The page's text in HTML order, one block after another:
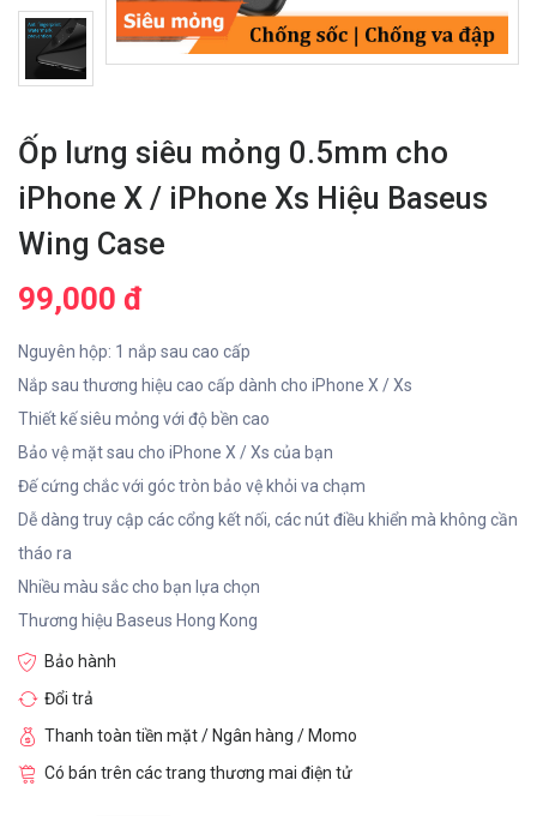
Ốp lưng siêu mỏng 0.5mm cho
iPhone X / iPhone Xs Hiệu Baseus
Wing Case
99,000 đ
Nguyên hộp: 1 nắp sau cao cấp
Nắp sau thương hiệu cao cấp dành cho iPhone X / Xs
Thiết kế siêu mỏng với độ bền cao
Bảo vệ mặt sau cho iPhone X / Xs của bạn
Đế cứng chắc với góc tròn bảo vệ khỏi va chạm
Dễ dàng truy cập các cổng kết nối, các nút điều khiển mà không cần
tháo ra
Nhiều màu sắc cho bạn lựa chọn
Thương hiệu Baseus Hong Kong
Bảo hành
Đổi trả
Thanh toàn tiền mặt / Ngân hàng / Momo
Có bán trên các trang thương mai điện tử